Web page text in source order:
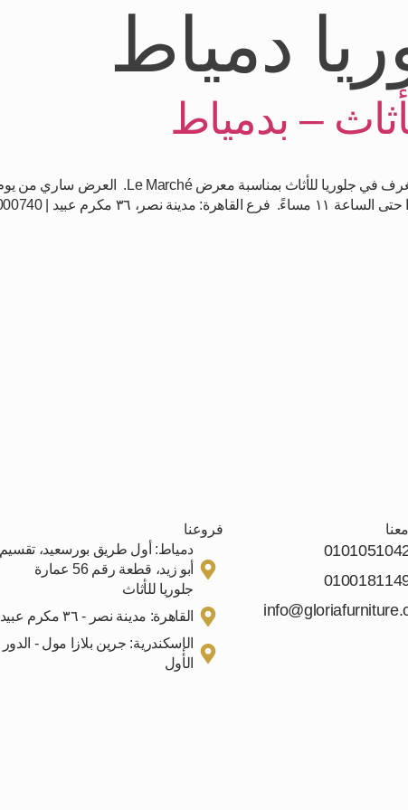
دمياط
– بدمياط
فروعنا
دمياط: أول طريق بورسعيد، تقسيم
أبو زيد، قطعة رقم 56 عمارة
جلوريا للأثاث
القاهرة: مدينة نصر - ٣٦ مكرم عبيد
الإسكندرية: جرين بلازا مول - الدور
الأول